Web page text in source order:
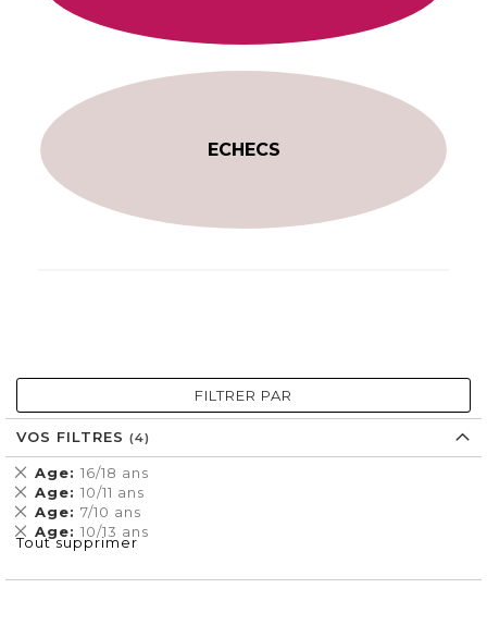
ECHECS
FILTRER PAR
VOS FILTRES
Age 16/18 ans
Supprimer
cet
Élément
Age 10/11 ans
Supprimer
cet
Élément
Age 7/10 ans
Supprimer
cet
Élément
Age 10/13 ans
Supprimer
cet
Tout supprimer